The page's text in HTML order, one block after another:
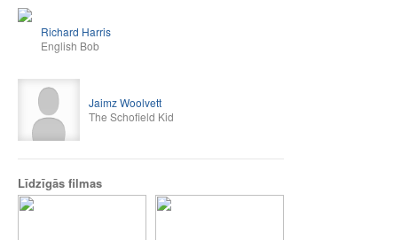
Richard Harris
English Bob
Jaimz Woolvett
The Schofield Kid
Līdzīgās filmas